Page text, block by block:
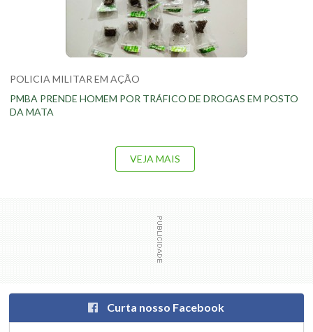
POLICIA MILITAR EM AÇÃO
PMBA PRENDE HOMEM POR TRÁFICO DE DROGAS EM POSTO
DA MATA
VEJA MAIS
Curta nosso Facebook